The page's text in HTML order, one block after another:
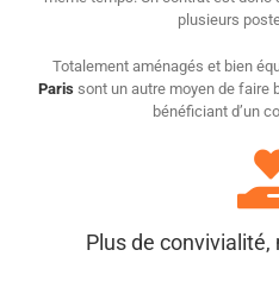
plusieurs
Totalement aménagés et bien
Paris sont un autre moyen de faire
bénéficiant d’un
Plus de